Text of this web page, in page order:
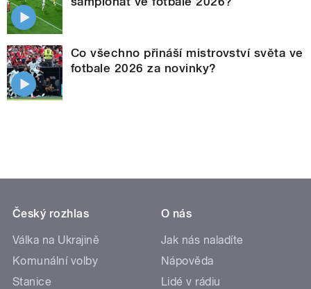
Co všechno přináší mistrovství světa ve
fotbale 2026 za novinky?
Český rozhlas
Válka na Ukrajině
Komunální volby
Stanice
O nás
Jak nás naladíte
Nápověda
Lidé v rádiu